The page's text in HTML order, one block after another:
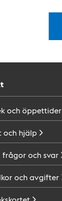
ochöppettider
och hjälp
frågor ochsvar
ochavgifter